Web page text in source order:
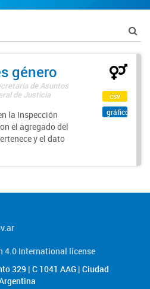
género
de Asuntos
de Justicia
la Inspección
el agregado del
y el dato
csv
gráfico
4.0 International license
329 | C 1041 AAG | Ciudad